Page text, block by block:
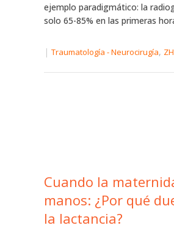
ejemplo paradigmático: la
solo 65-85% en las primeras
| Traumatología - Neurocirugía,
Cuando la maternidad se siente
manos: ¿Por qué
la lactancia?